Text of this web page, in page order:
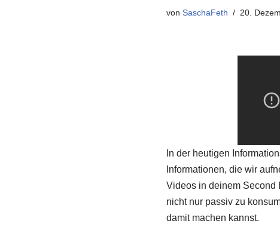
von SaschaFeth 20.
In der heutigen
Informationen, die wir
Videos in deinem Second
nicht nur passiv zu
damit machen kannst.